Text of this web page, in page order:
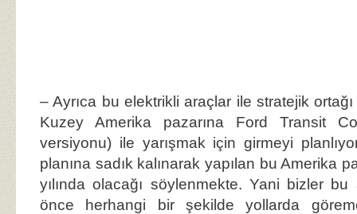
– Ayrıca bu elektrikli araçlar ile stratejik
Kuzey Amerika pazarına Ford Transit
versiyonu) ile yarışmak için girmeyi
planına sadık kalınarak yapılan bu Amerika
yılında olacağı söylenmekte. Yani bizler bu
önce herhangi bir şekilde yollarda